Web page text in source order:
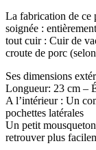
La fabrication de ce
soignée :
tout cuir : Cuir de
croute de porc
Ses dimensions
Longueur: 23 cm –
A l’intérieur : Un
pochettes latérales
Un petit
retrouver plus